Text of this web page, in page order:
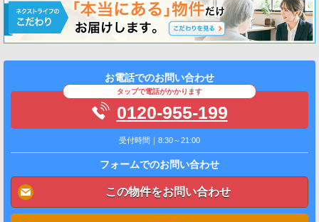
お電話でのお問い合わせ
タップで電話がかかります
0120-955-199
受付時間｜8:30～21:00
フォームでのお問い合わせ
この物件をお問い合わせ